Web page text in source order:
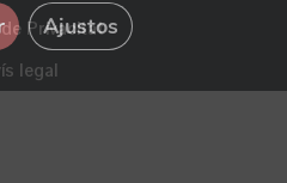
Privacitat
legal
Ajustos